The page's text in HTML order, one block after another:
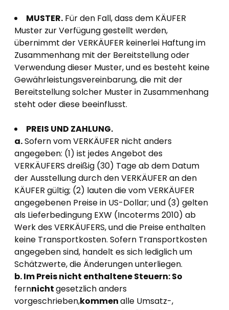
MUSTER. Für den Fall, dass dem KÄUFER
Muster zur Verfügung gestellt werden,
übernimmt der VERKÄUFER keinerlei Haftung im
Zusammenhang mit der Bereitstellung oder
Verwendung dieser Muster, und es besteht keine
Gewährleistungsvereinbarung, die mit der
Bereitstellung solcher Muster in Zusammenhang
steht oder diese beeinflusst.
PREIS UND ZAHLUNG.
a.Sofern vom VERKÄUFER nicht anders
angegeben: (1) ist jedes Angebot des
VERKÄUFERS dreißig (30) Tage ab dem Datum
der Ausstellung durch den VERKÄUFER an den
KÄUFER gültig; (2) lauten die vom VERKÄUFER
angegebenen Preise in US-Dollar; und (3) gelten
als Lieferbedingung EXW (Incoterms 2010) ab
Werk des VERKÄUFERS, und die Preise enthalten
keine Transportkosten. Sofern Transportkosten
angegeben sind, handelt es sich lediglich um
Schätzwerte, die Änderungen unterliegen.
b. Im Preis nicht enthaltene Steuern: So
fernnichtgesetzlich anders
vorgeschrieben,kommenalle Umsatz-,